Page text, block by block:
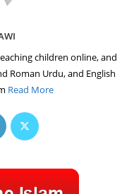
children online, and
Roman Urdu, and English
Read More
Opens
in
new
tab
Opens
new
tab